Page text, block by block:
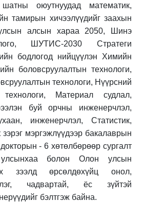
оюутнуудад математик,
тамирын хичээлүүдийг заахын
алсын хараа 2050, Шинэ
ШУТИС-2030 Стратеги
бодлогод нийцүүлэн Химийн
боловсруулалтын технологи,
технологи, Нүүрсний
технологи, Материал судлал,
буй орчны инженерчлэл,
инженерчлэл, Статистик,
мэргэжлүүдээр бакалаврын
- 6 хөтөлбөрөөр сургалт
болон Олон улсын
зээлд өрсөлдөхүйц онол,
чадвартай, ёс зүйтэй
бэлтгэж байна.